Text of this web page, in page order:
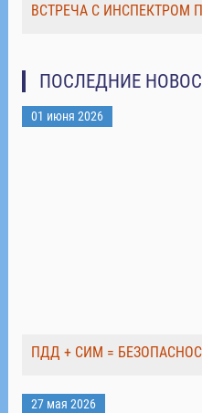
ВСТРЕЧА С ИНСПЕКТРОМ
ПОСЛЕДНИЕ
01 июня 2026
ПДД + СИМ =
27 мая 2026